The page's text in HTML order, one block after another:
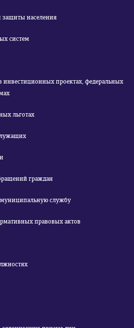
населения
систем
инвестиционных проектах, федеральных
льготах
граждан
службу
правовых актов